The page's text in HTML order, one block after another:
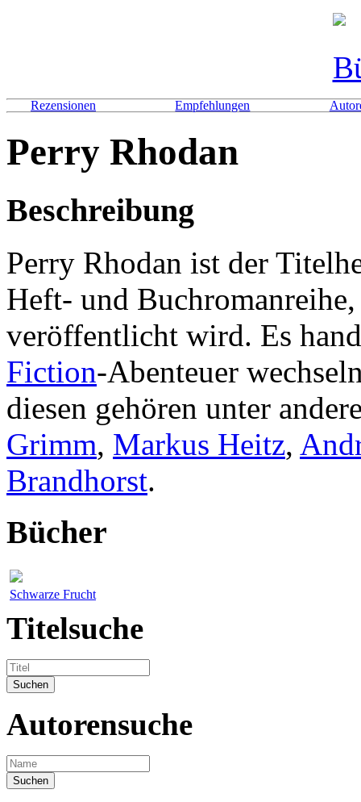
Rezensionen Empfehlungen
Perry Rhodan
Beschreibung
Perry Rhodan ist der
Heft- und
veröffentlicht wird. Es
Fiction-Abenteuer
diesen gehören unter
Grimm, Markus Heitz,
Brandhorst.
Bücher
Schwarze Frucht
Titelsuche
Autorensuche